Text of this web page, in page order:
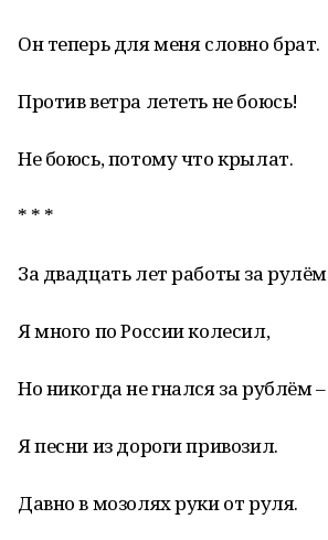
Он теперь для меня словно брат.
Против ветра лететь не боюсь!
Не боюсь, потому что крылат.
* * *
За двадцать лет работы за рулём
Я много по России колесил,
Но никогда не гнался за рублём –
Я песни из дороги привозил.
Давно в мозолях руки от руля.